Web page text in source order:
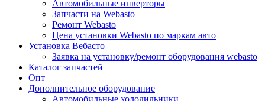
Автомобильные инверторы
Запчасти на Webasto
Ремонт Webasto
Цена установки Webasto по маркам авто
Установка Вебасто
Заявка на установку/ремонт оборудования webasto
Каталог запчастей
Опт
Дополнительное оборудование
Автомобильные холодильники